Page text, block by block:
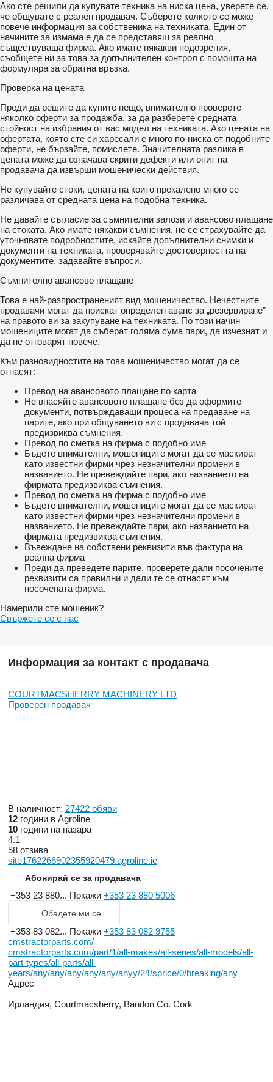
Ако сте решили да купувате техника на ниска цена, уверете се,
че общувате с реален продавач. Съберете колкото се може
повече информация за собственика на техниката. Един от
начините за измама е да се представяш за реално
съществуваща фирма. Ако имате някакви подозрения,
съобщете ни за това за допълнителен контрол с помощта на
формуляра за обратна връзка.
Проверка на цената
Преди да решите да купите нещо, внимателно проверете
няколко оферти за продажба, за да разберете средната
стойност на избрания от вас модел на техниката. Ако цената на
офертата, която сте си харесали е много по-ниска от подобните
оферти, не бързайте, помислете. Значителната разлика в
цената може да означава скрити дефекти или опит на
продавача да извърши мошенически действия.
Не купувайте стоки, цената на които прекалено много се
различава от средната цена на подобна техника.
Не давайте съгласие за съмнителни залози и авансово плащане
на стоката. Ако имате някакви съмнения, не се страхувайте да
уточнявате подробностите, искайте допълнителни снимки и
документи на техниката, проверявайте достоверността на
документите, задавайте въпроси.
Съмнително авансово плащане
Това е най-разпространеният вид мошеничество. Нечестните
продавачи могат да поискат определен аванс за „резервиране”
на правото ви за закупуване на техниката. По този начин
мошениците могат да съберат голяма сума пари, да изчезнат и
да не отговарят повече.
Към разновидностите на това мошеничество могат да се
отнасят:
Превод на авансовото плащане по карта
Не внасяйте авансовото плащане без да оформите
документи, потвърждаващи процеса на предаване на
парите, ако при общуването ви с продавача той
предизвиква съмнения.
Превод по сметка на фирма с подобно име
Бъдете внимателни, мошениците могат да се маскират
като известни фирми чрез незначителни промени в
названието. Не превеждайте пари, ако названието на
фирмата предизвиква съмнения.
Превод по сметка на фирма с подобно име
Бъдете внимателни, мошениците могат да се маскират
като известни фирми чрез незначителни промени в
названието. Не превеждайте пари, ако названието на
фирмата предизвиква съмнения.
Въвеждане на собствени реквизити във фактура на
реална фирма
Преди да преведете парите, проверете дали посочените
реквизити са правилни и дали те се отнасят към
посочената фирма.
Намерили сте мошеник?
Свържете се с нас
Информация за контакт с продавача
COURTMACSHERRY MACHINERY LTD
Проверен продавач
В наличност: 27422 обяви
12 години в Agroline
10 години на пазара
4.1
58 отзива
site1762266902355920479.agroline.ie
Абонирай се за продавача
+353 23 880... Покажи +353 23 880 5006
Обадете ми се
+353 83 082... Покажи +353 83 082 9755
cmstractorparts.com/
cmstractorparts.com/part/1/all-makes/all-series/all-models/all-
part-types/all-parts/all-
years/any/any/any/any/any/anyy/24/sprice/0/breaking/any
Адрес
Ирландия, Courtmacsherry, Bandon Co. Cork